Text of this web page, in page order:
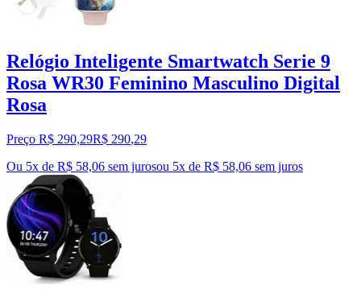
Relógio Inteligente Smartwatch Serie 9
Rosa WR30 Feminino Masculino Digital
Rosa
Preço R$ 290,29R$ 290,29
Ou 5x de R$ 58,06 sem jurosou 5x de R$ 58,06 sem juros